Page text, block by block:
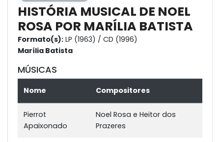
HISTÓRIA MUSICAL DE NOEL
ROSA POR MARÍLIA BATISTA
Formato(s): LP (1963) / CD (1996)
Marília Batista
MÚSICAS
Nome Compositores
Pierrot
Apaixonado
Noel Rosa e Heitor dos
Prazeres